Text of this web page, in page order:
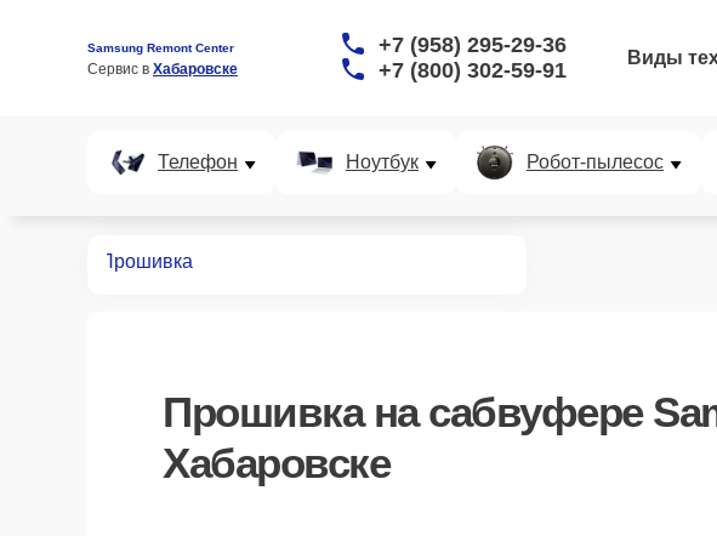
Samsung Remont Center
Сервис в Хабаровске
+7 (958) 295-29-36
+7 (800) 302-59-91
Виды
Телефон Ноутбук Робот-пылесос
Прошивка
Прошивкана сабвуфере
Хабаровске